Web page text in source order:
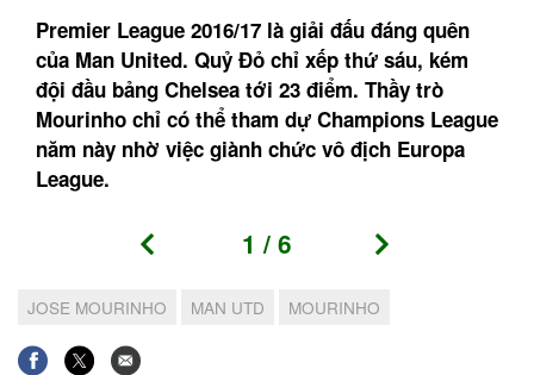
Premier League 2016/17 là giải đấu đáng quên
của Man United. Quỷ Đỏ chỉ xếp thứ sáu, kém
đội đầu bảng Chelsea tới 23 điểm. Thầy trò
Mourinho chỉ có thể tham dự Champions League
năm này nhờ việc giành chức vô địch Europa
League.
1 / 6
JOSE MOURINHO MAN UTD MOURINHO